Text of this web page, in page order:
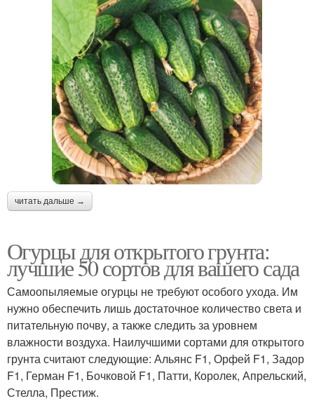
читать дальше →
Огурцы для открытого грунта:
лучшие 50 сортов для вашего сада
Самоопыляемые огурцы не требуют особого ухода. Им
нужно обеспечить лишь достаточное количество света и
питательную почву, а также следить за уровнем
влажности воздуха. Наилучшими сортами для открытого
грунта считают следующие: Альянс F1, Орфей F1, Задор
F1, Герман F1, Бочковой F1, Патти, Королек, Апрельский,
Стелла, Престиж.